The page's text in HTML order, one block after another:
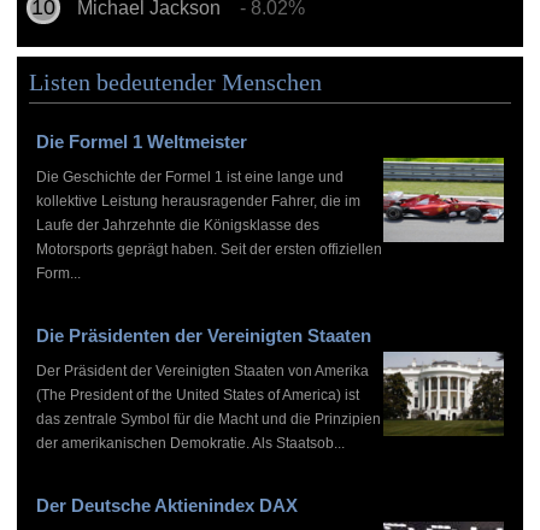
Michael Jackson - 8.02%
Listen bedeutender Menschen
Die Formel 1 Weltmeister
Die Geschichte der Formel 1 ist eine lange und
kollektive Leistung herausragender Fahrer, die im
Laufe der Jahrzehnte die Königsklasse des
Motorsports geprägt haben. Seit der ersten offiziellen
Form...
Die Präsidenten der Vereinigten Staaten
Der Präsident der Vereinigten Staaten von Amerika
(The President of the United States of America) ist
das zentrale Symbol für die Macht und die Prinzipien
der amerikanischen Demokratie. Als Staatsob...
Der Deutsche Aktienindex DAX